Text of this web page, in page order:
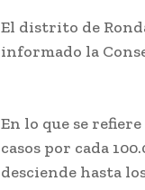
El distrito de
informado la
En lo que se
casos por cada
desciende hasta